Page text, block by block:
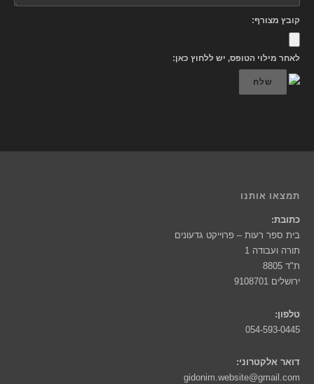
קובץ מצורף:
לאחר מילוי הטופס, יש ללחוץ כאן:
שלח
תמצאו אותנו
כתובת:
בית ספר רעות – פרוייקט גדעונים
תורה ועבודה 1
ת"ד 8805
ירושלים 9108701
טלפון:
054-593-0445
דואר אלקטרוני:
gidonim.website@gmail.com